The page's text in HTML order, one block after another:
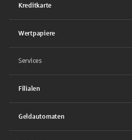
Kreditkarte
Wertpapiere
Services
Filialen
Geldautomaten